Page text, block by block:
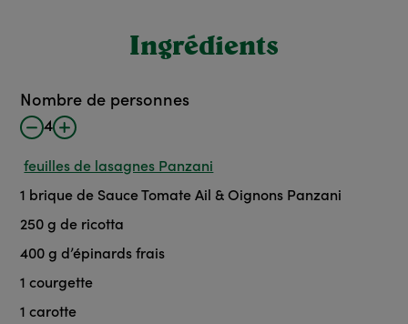
Ingrédients
Nombre de personnes
4
feuilles de lasagnes Panzani
1 brique de Sauce Tomate Ail & Oignons Panzani
250 g de ricotta
400 g d’épinards frais
1 courgette
1 carotte